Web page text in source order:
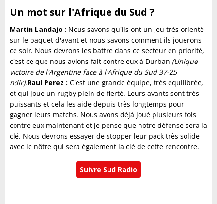
Un mot sur l'Afrique du Sud ?
Martin Landajo : Nous savons qu'ils ont un jeu très orienté
sur le paquet d'avant et nous savons comment ils jouerons
ce soir. Nous devrons les battre dans ce secteur en priorité,
c'est ce que nous avions fait contre eux à Durban (Unique
victoire de l'Argentine face à l'Afrique du Sud 37-25
ndlr).Raul Perez : C'est une grande équipe, très équilibrée,
et qui joue un rugby plein de fierté. Leurs avants sont très
puissants et cela les aide depuis très longtemps pour
gagner leurs matchs. Nous avons déjà joué plusieurs fois
contre eux maintenant et je pense que notre défense sera la
clé. Nous devrons essayer de stopper leur pack très solide
avec le nôtre qui sera également la clé de cette rencontre.
Suivre Sud Radio